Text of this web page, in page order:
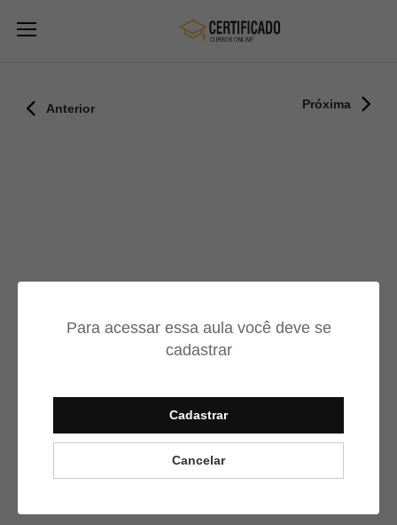
Para acessar essa aula você deve se
cadastrar
Cadastrar
Cancelar
Anterior Próxima